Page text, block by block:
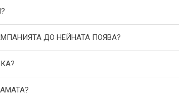
ДО НЕЙНАТА ПОЯВА?